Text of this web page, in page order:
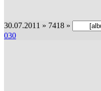
30.07.2011 » 7418 »
030